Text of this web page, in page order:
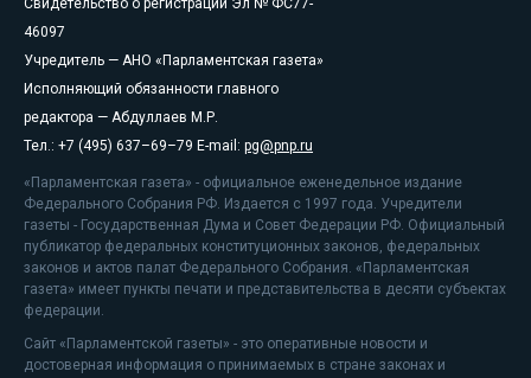
Свидетельство о регистрации Эл № ФС77-
46097
Учредитель — АНО «Парламентская газета»
Исполняющий обязанности главного
редактора — Абдуллаев М.Р.
Тел.: +7 (495) 637–69–79 E-mail: pg@pnp.ru
«Парламентская газета» - официальное еженедельное издание
Федерального Собрания РФ. Издается с 1997 года. Учредители
газеты - Государственная Дума и Совет Федерации РФ. Официальный
публикатор федеральных конституционных законов, федеральных
законов и актов палат Федерального Собрания. «Парламентская
газета» имеет пункты печати и представительства в десяти субъектах
федерации.
Сайт «Парламентской газеты» - это оперативные новости и
достоверная информация о принимаемых в стране законах и